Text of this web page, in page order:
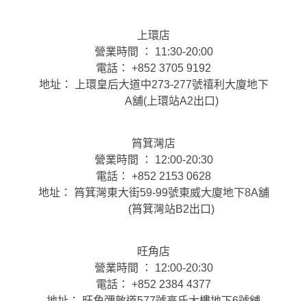
上環店
營業時間 ： 11:30-20:00
電話： +852 3705 9192
地址： 上環皇后大道中273-277號禧利大廈地下
A舖(上環站A2出口)
筲箕灣店
營業時間 ： 12:00-20:30
電話： +852 2153 0628
地址： 筲箕灣東大街59-99號東威大廈地下8A舖
(筲箕灣站B2出口)
旺角店
營業時間 ： 12:00-20:30
電話： +852 2384 4377